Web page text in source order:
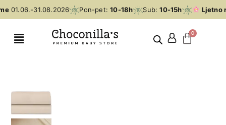
01.06.-31.08.2026 Pon-pet: 10-18h Sub: 10-15h Ljetno